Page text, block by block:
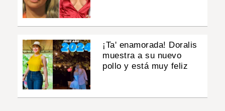
¡Ta' enamorada! Doralis
muestra a su nuevo
pollo y está muy feliz